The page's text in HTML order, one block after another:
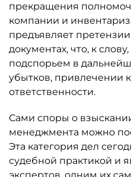
прекращения
компании и
предъявляет
документах, что, к
подспорьем в
убытков, привлечении
ответственности.
Сами споры о
менеджмента можно
Эта категория дел
судебной практикой и